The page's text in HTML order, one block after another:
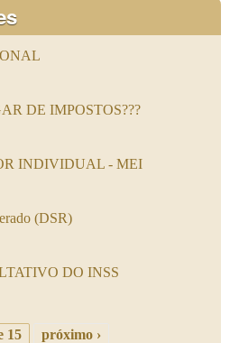
DE IMPOSTOS???
INDIVIDUAL - MEI
(DSR)
DO INSS
15
próximo ›